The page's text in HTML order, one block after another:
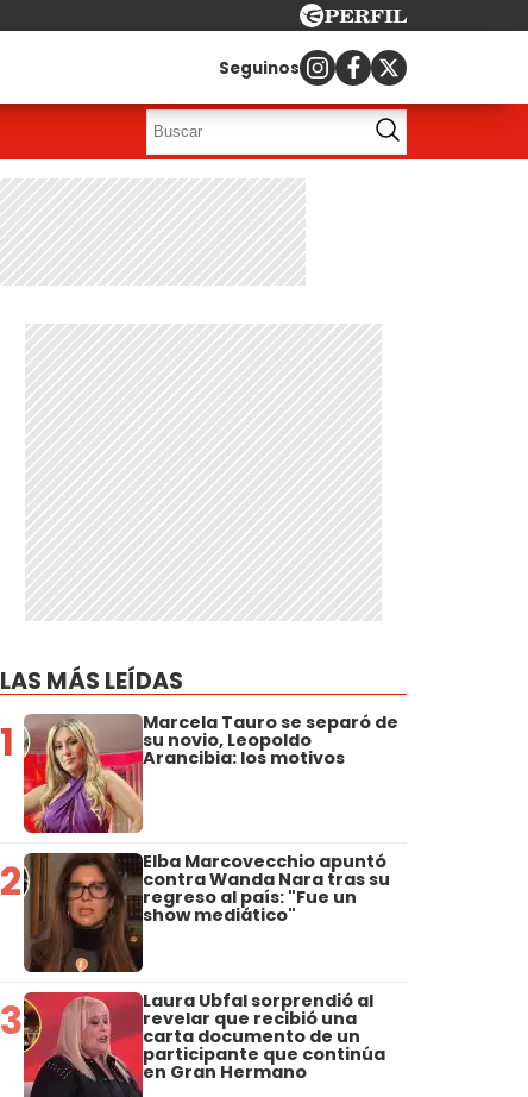
Seguinos
LAS MÁS LEÍDAS
1 Marcela Tauro se separó de
su novio, Leopoldo
Arancibia: los motivos
2 Elba Marcovecchio apuntó
contra Wanda Nara tras su
regreso al país: "Fue un
show mediático"
3 Laura Ubfal sorprendió al
revelar que recibió una
carta documento de un
participante que continúa
en Gran Hermano